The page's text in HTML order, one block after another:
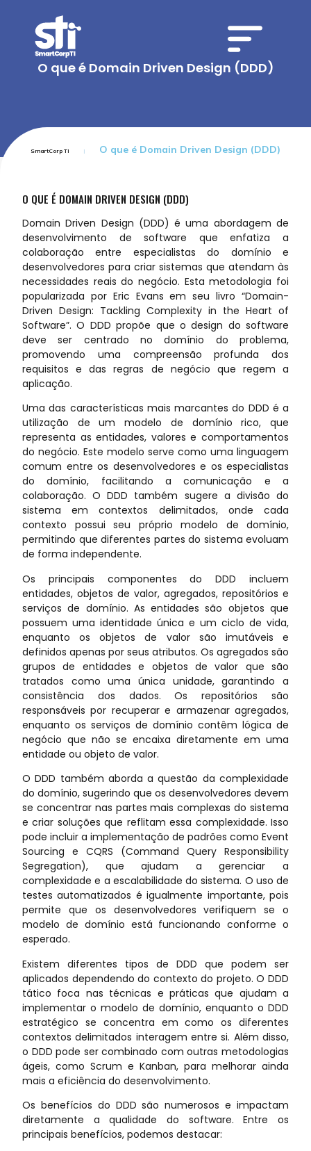
O que é Domain Driven Design (DDD)
SmartCorp TI O que é Domain Driven Design (DDD)
O QUE É DOMAIN DRIVEN DESIGN (DDD)
Domain Driven Design (DDD) é uma abordagem de
desenvolvimento de software que enfatiza a
colaboração entre especialistas do domínio e
desenvolvedores para criar sistemas que atendam às
necessidades reais do negócio. Esta metodologia foi
popularizada por Eric Evans em seu livro “Domain-
Driven Design: Tackling Complexity in the Heart of
Software”. O DDD propõe que o design do software
deve ser centrado no domínio do problema,
promovendo uma compreensão profunda dos
requisitos e das regras de negócio que regem a
aplicação.
Uma das características mais marcantes do DDD é a
utilização de um modelo de domínio rico, que
representa as entidades, valores e comportamentos
do negócio. Este modelo serve como uma linguagem
comum entre os desenvolvedores e os especialistas
do domínio, facilitando a comunicação e a
colaboração. O DDD também sugere a divisão do
sistema em contextos delimitados, onde cada
contexto possui seu próprio modelo de domínio,
permitindo que diferentes partes do sistema evoluam
de forma independente.
Os principais componentes do DDD incluem
entidades, objetos de valor, agregados, repositórios e
serviços de domínio. As entidades são objetos que
possuem uma identidade única e um ciclo de vida,
enquanto os objetos de valor são imutáveis e
definidos apenas por seus atributos. Os agregados são
grupos de entidades e objetos de valor que são
tratados como uma única unidade, garantindo a
consistência dos dados. Os repositórios são
responsáveis por recuperar e armazenar agregados,
enquanto os serviços de domínio contêm lógica de
negócio que não se encaixa diretamente em uma
entidade ou objeto de valor.
O DDD também aborda a questão da complexidade
do domínio, sugerindo que os desenvolvedores devem
se concentrar nas partes mais complexas do sistema
e criar soluções que reflitam essa complexidade. Isso
pode incluir a implementação de padrões como Event
Sourcing e CQRS (Command Query Responsibility
Segregation), que ajudam a gerenciar a
complexidade e a escalabilidade do sistema. O uso de
testes automatizados é igualmente importante, pois
permite que os desenvolvedores verifiquem se o
modelo de domínio está funcionando conforme o
esperado.
Existem diferentes tipos de DDD que podem ser
aplicados dependendo do contexto do projeto. O DDD
tático foca nas técnicas e práticas que ajudam a
implementar o modelo de domínio, enquanto o DDD
estratégico se concentra em como os diferentes
contextos delimitados interagem entre si. Além disso,
o DDD pode ser combinado com outras metodologias
ágeis, como Scrum e Kanban, para melhorar ainda
mais a eficiência do desenvolvimento.
Os benefícios do DDD são numerosos e impactam
diretamente a qualidade do software. Entre os
principais benefícios, podemos destacar: